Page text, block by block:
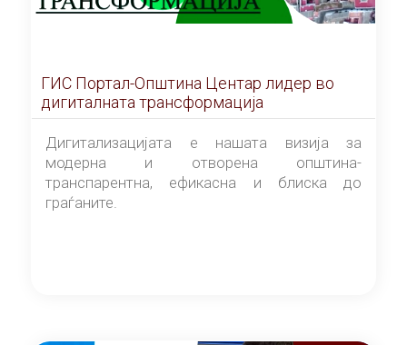
ГИС Портал-Општина Центар лидер во
дигиталната трансформација
Дигитализацијата е нашата визија за
модерна и отворена општина-
транспарентна, ефикасна и блиска до
граѓаните.